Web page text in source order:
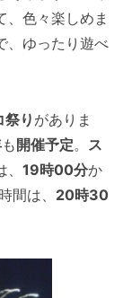
、色々楽しめま
、ゆったり遊べ
祭り がありま
も開催予定。 ス
、 19時00分か
間は、 20時30